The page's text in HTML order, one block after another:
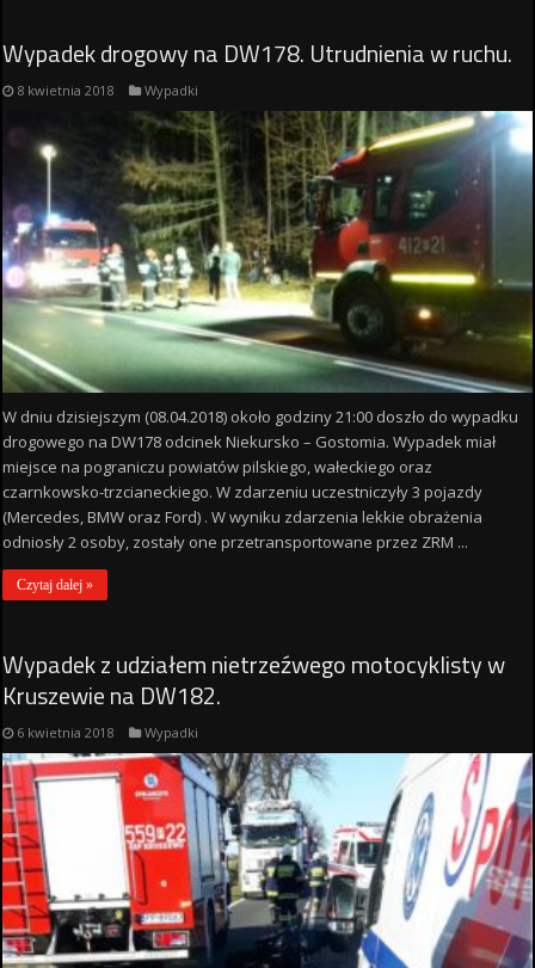
Wypadek drogowy na DW178. Utrudnienia w ruchu.
8 kwietnia 2018 Wypadki
W dniu dzisiejszym (08.04.2018) około godziny 21:00 doszło do wypadku
drogowego na DW178 odcinek Niekursko – Gostomia. Wypadek miał
miejsce na pograniczu powiatów pilskiego, wałeckiego oraz
czarnkowsko-trzcianeckiego. W zdarzeniu uczestniczyły 3 pojazdy
(Mercedes, BMW oraz Ford) . W wyniku zdarzenia lekkie obrażenia
odniosły 2 osoby, zostały one przetransportowane przez ZRM ...
Czytaj dalej »
Wypadek z udziałem nietrzeźwego motocyklisty w
Kruszewie na DW182.
6 kwietnia 2018 Wypadki